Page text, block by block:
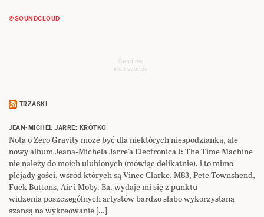
@SOUNDCLOUD
Send me
your sounds
TRZASKI
JEAN-MICHEL JARRE: KRÓTKO
Nota o Zero Gravity może być dla niektórych niespodzianką, ale
nowy album Jeana-Michela Jarre’a Electronica 1: The Time Machine
nie należy do moich ulubionych (mówiąc delikatnie), i to mimo
plejady gości, wśród których są Vince Clarke, M83, Pete Townshend,
Fuck Buttons, Air i Moby. Ba, wydaje mi się z punktu
widzenia poszczególnych artystów bardzo słabo wykorzystaną
szansą na wykreowanie […]